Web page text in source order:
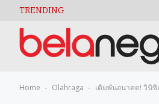
TRENDING
Home - Olahraga - เดิมพันอนาคต! วินิซิ